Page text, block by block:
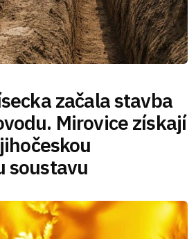
začala stavba
Mirovice získají
soustavu